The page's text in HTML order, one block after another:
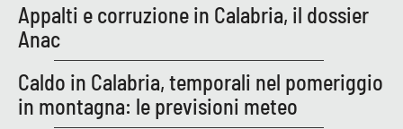
LaC TV
Appalti e corruzione in Calabria, il dossier
Anac
Caldo in Calabria, temporali nel pomeriggio
in montagna: le previsioni meteo